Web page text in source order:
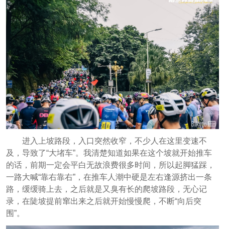
进入上坡路段，入口突然收窄，不少人在这里变速不
及，导致了“大堵车”。我清楚知道如果在这个坡就开始推车
的话，前期一定会平白无故浪费很多时间，所以起脚猛踩，
一路大喊“靠右靠右”，在推车人潮中硬是左右逢源挤出一条
路，缓缓骑上去，之后就是又臭有长的爬坡路段，无心记
录，在陡坡提前窜出来之后就开始慢慢爬，不断“向后突
围”。